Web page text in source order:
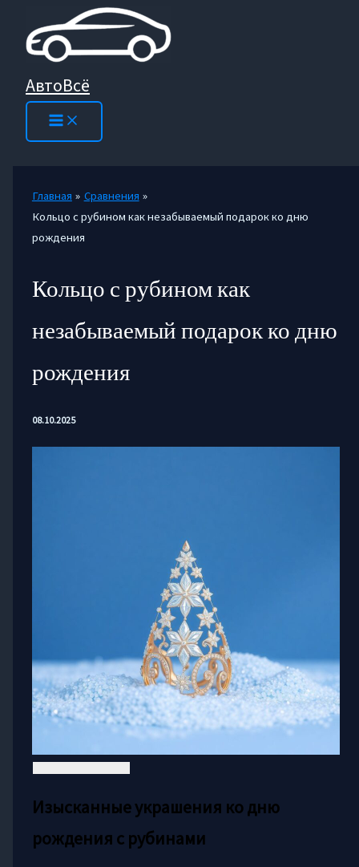
содержимому
АвтоВсё
Главная
Сравнения
Кольцо с рубином как незабываемый подарок ко дню
рождения
Кольцо с рубином как
незабываемый подарок ко дню
рождения
08.10.2025
Изысканные украшения ко дню
рождения с рубинами